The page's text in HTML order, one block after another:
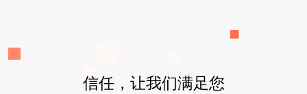
信任，让我们满足您